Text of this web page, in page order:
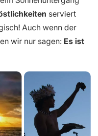
serviert
Auch wenn der
wir nur sagen: Es ist